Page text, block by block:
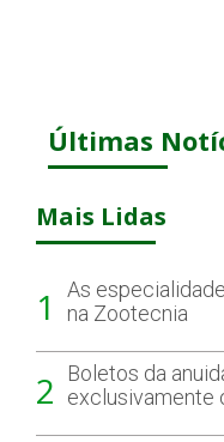
Últimas
Mais Lidas
1
As
na Zootecnia
2
Boletos da
exclusivamente